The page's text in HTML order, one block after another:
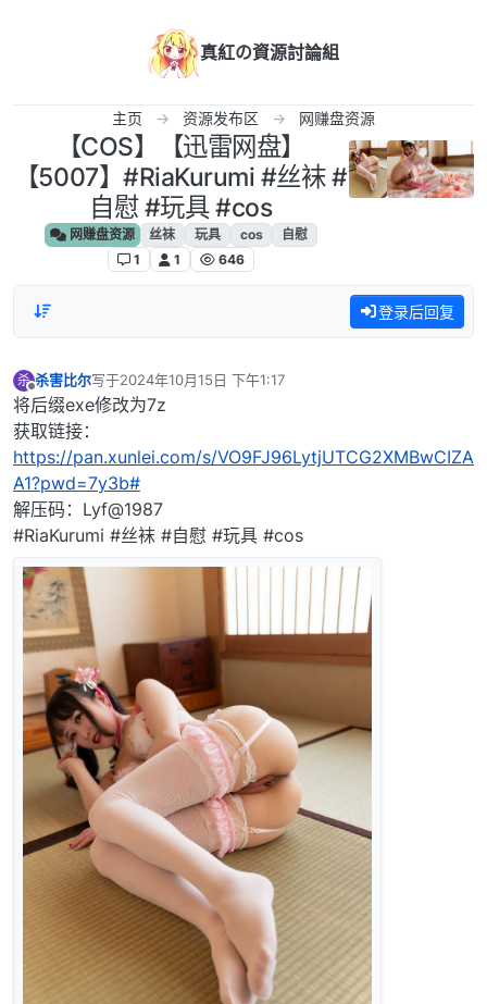
真紅の資源討論組
主页 资源发布区 网赚盘资源
【COS】‎【迅雷网盘】
【5007】#RiaKurumi #丝袜 #
自慰 #玩具 #cos
网赚盘资源 丝袜 玩具 cos
自慰
1
1 646
登录后回复
杀
离线
杀害比尔写于2024年10月15日 下午1:17
最后由 编辑
将后缀exe修改为7z
获取链接：
https://pan.xunlei.com/s/VO9FJ96LytjUTCG2XMBwCIZA
A1?pwd=7y3b#
解压码：Lyf@1987
#RiaKurumi #丝袜 #自慰 #玩具 #cos